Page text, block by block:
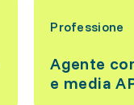
Professione
Agente
e media